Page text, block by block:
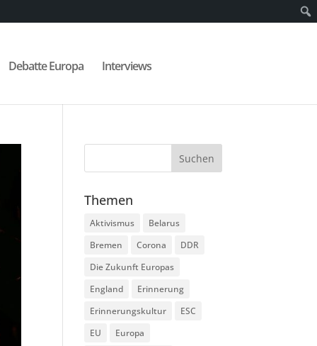
Debatte Europa Interviews
Themen
Aktivismus
Belarus
Bremen
Corona
DDR
Die Zukunft Europas
England
Erinnerung
Erinnerungskultur
ESC
EU
Europa